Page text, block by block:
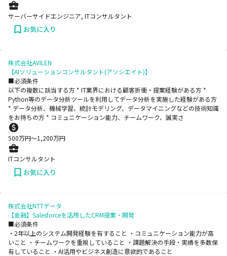
サーバーサイドエンジニア, ITコンサルタント
お気に入り
株式会社AVILEN
【AIソリューションコンサルタント(アソシエイト)】
■必須条件
以下の複数に該当する方 * IT業界における顧客折衝・提案経験がある方 *
Python等のデータ分析ツールを利用してデータ分析を実施した経験がある方
* データ分析、機械学習、統計モデリング、データマイニングなどの技術知識
をお持ちの方 * コミュニケーション能力、チームワーク、誠実さ
500万円〜1,200万円
ITコンサルタント
お気に入り
株式会社NTTデータ
【金融】Salesforceを活用したCRM提案・開発
■必須条件
・2年以上のシステム開発経験を有すること ・コミュニケーション能力が高
いこと ・チームワークを重視していること ・課題解決の手段・実績を多数保
有していること ・AI活用やビジネス創造に意欲的であること